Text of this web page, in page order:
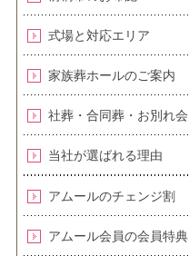
式場と対応エリア
家族葬ホールのご案内
社葬・合同葬・お別れ会
当社が選ばれる理由
アムールのチェンジ割
アムール会員の会員特典